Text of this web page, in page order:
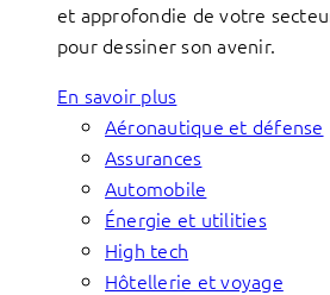
et approfondie de votre
pour dessiner son avenir.
En savoir plus
Aéronautique et défense
Assurances
Automobile
Énergie et utilities
High tech
Hôtellerie et voyage